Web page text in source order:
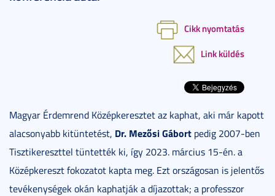
Cikk nyomtatás
Link küldés
Magyar Érdemrend Középkeresztet az kaphat, aki már kapott
alacsonyabb kitüntetést, Dr. Mezősi Gábort pedig 2007-ben
Tisztikereszttel tüntették ki, így 2023. március 15-én. a
Középkereszt fokozatot kapta meg. Ezt országosan is jelentős
tevékenységek okán kaphatják a díjazottak; a professzor